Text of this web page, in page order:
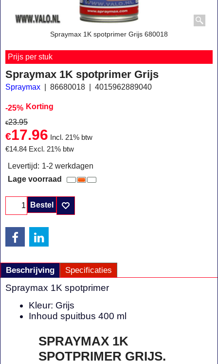
Spraymax 1K spotprimer Grijs 680018
Prijs per stuk
Spraymax 1K spotprimer Grijs
Spraymax 86680018 4015962889040
-25% Korting
€23.95
€17.96
Incl. 21% btw
€14.84 Excl. 21% btw
Levertijd: 1-2 werkdagen
Lage voorraad
Bestel
Beschrijving Specificaties
Spraymax 1K spotprimer
Kleur: Grijs
Inhoud spuitbus 400 ml
SPRAYMAX 1K
SPOTPRIMER GRIJS.